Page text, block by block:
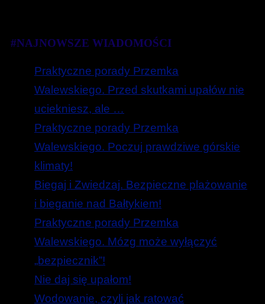
#NAJNOWSZE WIADOMOŚCI
Praktyczne porady Przemka
Walewskiego. Przed skutkami upałów nie
uciekniesz, ale …
Praktyczne porady Przemka
Walewskiego. Poczuj prawdziwe górskie
klimaty!
Biegaj i Zwiedzaj. Bezpieczne plażowanie
i bieganie nad Bałtykiem!
Praktyczne porady Przemka
Walewskiego. Mózg może wyłączyć
„bezpiecznik”!
Nie daj się upałom!
Wodowanie, czyli jak ratować